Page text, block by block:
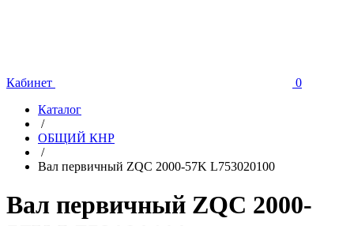
Кабинет
0
Каталог
/
ОБЩИЙ КНР
/
Вал первичный ZQC 2000-57K L753020100
Вал первичный ZQC 2000-